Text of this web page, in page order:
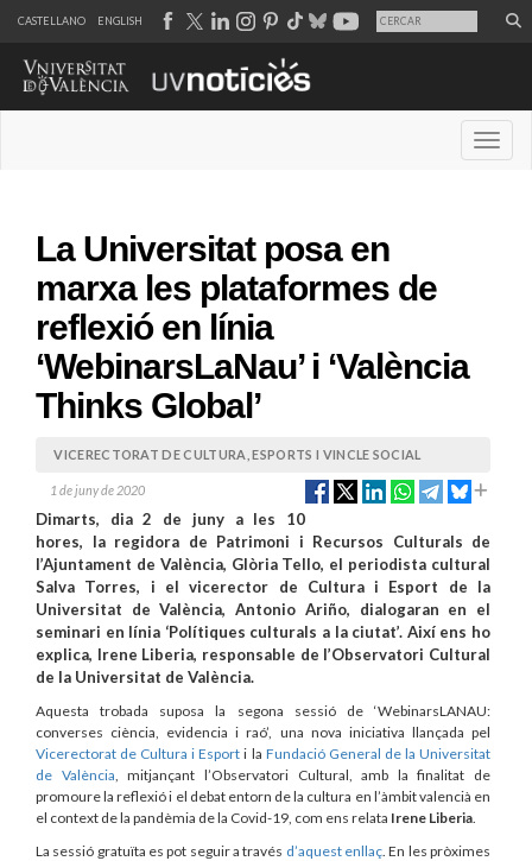
CASTELLANO ENGLISH
La Universitat posa en
marxa les plataformes de
reflexió en línia
‘WebinarsLaNau’ i ‘València
Thinks Global’
VICERECTORAT DE CULTURA, ESPORTS I VINCLE SOCIAL
1 de juny de 2020
Dimarts, dia 2 de juny a les 10
hores, la regidora de Patrimoni i Recursos Culturals de
l’Ajuntament de València, Glòria Tello, el periodista cultural
Salva Torres, i el vicerector de Cultura i Esport de la
Universitat de València, Antonio Ariño, dialogaran en el
seminari en línia ‘Polítiques culturals a la ciutat’. Així ens ho
explica, Irene Liberia, responsable de l’Observatori Cultural
de la Universitat de València.
Aquesta trobada suposa la segona sessió de ‘WebinarsLANAU:
converses ciència, evidencia i raó’, una nova iniciativa llançada pel
Vicerectorat de Cultura i Esport i la Fundació General de la Universitat
de València , mitjançant l’Observatori Cultural, amb la finalitat de
promoure la reflexió i el debat entorn de la cultura en l’àmbit valencià en
el context de la pandèmia de la Covid-19, com ens relata Irene Liberia
La sessió gratuïta es pot seguir a través d’aquest enllaç . En les pròximes